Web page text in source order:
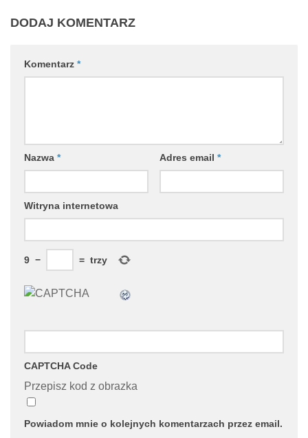
DODAJ KOMENTARZ
Komentarz *
Nazwa * Adres email *
Witryna internetowa
9 − = trzy
CAPTCHA Code
Przepisz kod z obrazka
Powiadom mnie o kolejnych komentarzach przez email.